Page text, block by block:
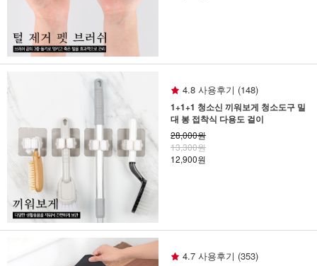
4.8 사용후기 (148)
1+1+1 청소신 끼워보게 청소도구 밀
대 봉 접착식 다용도 걸이
28,000원
13,300원
12,900원
4.7 사용후기 (353)